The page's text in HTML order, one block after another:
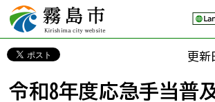
霧島市 Kirishima
city website
更新
令和8年度応急手当普